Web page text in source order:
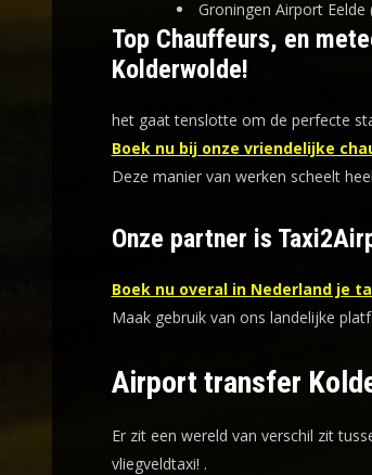
Groningen Airport Eelde
Top Chauffeurs, en
Kolderwolde!
het gaat tenslotte om de perfecte
Boek nu bij onze vriendelijke
Deze manier van werken scheelt
Onze partner is
Boek nu overal in Nederland je
Maak gebruik van ons landelijke
Airport transfer
Er zit een wereld van verschil zit
vliegveldtaxi! .